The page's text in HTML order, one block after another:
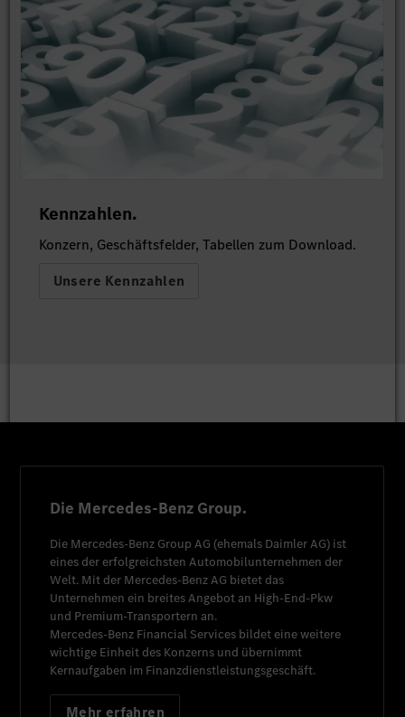
Kennzahlen.
Konzern, Geschäftsfelder, Tabellen zum Download.
Unsere Kennzahlen
Die Mercedes-Benz Group.
Die Mercedes-Benz Group AG (ehemals Daimler AG) ist
eines der erfolgreichsten Automobilunternehmen der
Welt. Mit der Mercedes-Benz AG bietet das
Unternehmen ein breites Angebot an High-End-Pkw
und Premium-Transportern an.
Mercedes-Benz Financial Services bildet eine weitere
wichtige Einheit des Konzerns und übernimmt
Kernaufgaben im Finanzdienstleistungsgeschäft.
Mehr erfahren